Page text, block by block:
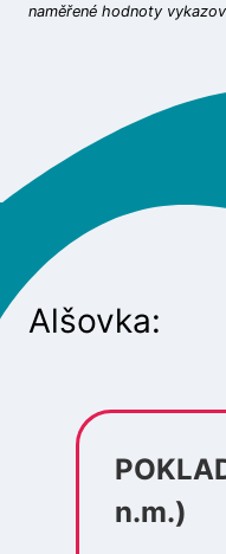
naměřené hodnoty
Alšovka:
n.m.)